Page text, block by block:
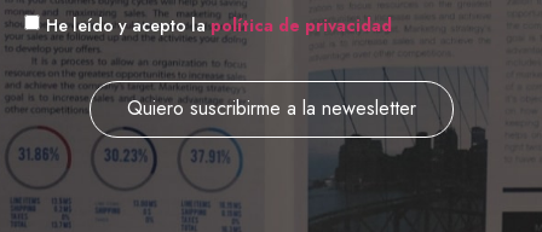
He leído y acepto lapolítica de privacidad
Quiero suscribirme a la newesletter